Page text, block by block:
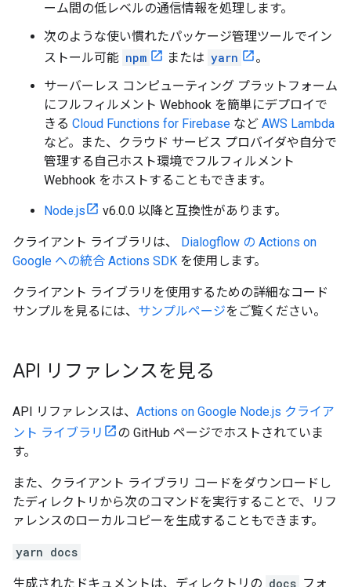
ーム間の低レベルの通信情報を処理します。
次のような使い慣れたパッケージ管理ツールでイン
ストール可能 npm または yarn
。
サーバーレス コンピューティング プラットフォーム
にフルフィルメント Webhook を簡単にデプロイで
きる Cloud Functions for Firebase など AWS Lambda
など。また、クラウド サービス プロバイダや自分で
管理する自己ホスト環境でフルフィルメント
Webhook をホストすることもできます。
Node.js v6.0.0 以降と互換性があります。
クライアント ライブラリは、 Dialogflow の Actions on
Google への統合 Actions SDK を使用します。
クライアント ライブラリを使用するための詳細なコード
サンプルを見るには、 サンプルページをご覧ください。
API リファレンスを見る
API リファレンスは、 Actions on Google Node.js クライア
ント ライブラリ
の GitHub ページでホストされていま
す。
また、クライアント ライブラリ コードをダウンロードし
たディレクトリから次のコマンドを実行することで、リフ
ァレンスのローカルコピーを生成することもできます。
yarn docs
生成されたドキュメントは、ディレクトリの docs フォ